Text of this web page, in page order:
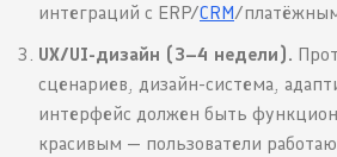
интеграций с ERP/CRM/
UX/UI-дизайн (3–4 недели).
сценариев, дизайн-система,
интерфейс должен быть
красивым — пользователи